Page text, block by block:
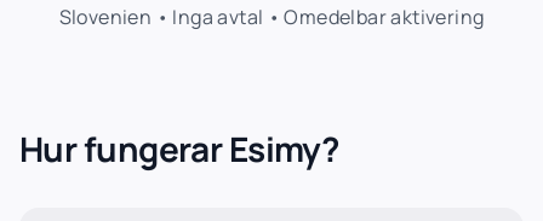
Slovenien • Inga avtal • Omedelbar aktivering
Hur fungerar Esimy?